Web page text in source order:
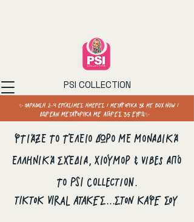
PSI COLLECTION
✨ ΠΑΡΑΔΟΣΗ 2–4 ΕΡΓΑΣΙΜΕΣ ΗΜΕΡΕΣ / ΜΕΤΑΦΟΡΙΚΑ 3€ ΜΕ BOX NOW /
ΔΩΡΕΑΝ ΜΕΤΑΦΟΡΙΚΑ ΜΕ ΑΓΟΡΕΣ 35 ΕΥΡΩ✨
Φτιάξε το τέλειο δώρο με μοναδικά
ελληνικά σχέδια, χιούμορ & vibes από
το PSI Collection.
ΤΙΚΤΟΚ VIRAL ΑΤΑΚΕΣ...ΣΤΟΝ ΚΑΦΕ ΣΟΥ